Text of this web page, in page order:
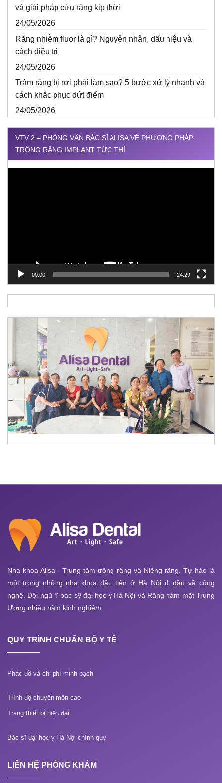
và giải pháp cứu răng kịp thời
24/05/2026
Răng nhiễm fluor là gì? Nguyên nhân, dấu hiệu và
cách điều trị
24/05/2026
Trám răng bị rơi phải làm sao? 5 bước xử lý nhanh và
cách khắc phục dứt điểm
24/05/2026
VTV 2 – PHỎNG VẤN BÁC SĨ ALISA VỀ PHƯƠNG PHÁP
TRỒNG RĂNG IMPLANT TỨC THÌ
00:00 24:29
Nha khoa Alisa - Trung tâm trồng răng và Niềng răng. Tự hào là
một trong những nha khoa đầu tiên ở Hà Nội đi đầu về công
nghệ. Đội ngũ Y bác sỹ đại học y Hà Nội và Răng hàm mặt Trung
Ương nhiều năm kinh nghiệm.
QUY TRÌNH CHUẨN BỘ Y TẾ
Phác đồ và chi phí minh bạch
Trình độ chuyên môn cao
Trang thiết bị hiện đại
Bác sĩ đại học y Hà Nội chính quy
LIÊN HỆ PHÒNG KHÁM